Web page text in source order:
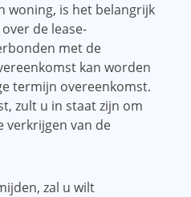
woning, is het belangrijk
de lease-
met de
kan worden
termijn overeenkomst.
zult u in staat zijn om
verkrijgen van de
zal u wilt